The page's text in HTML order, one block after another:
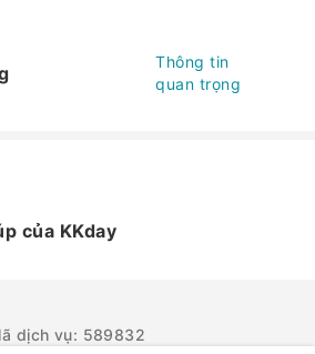
Thông tin
quan trọng
của KKday
dịch vụ: 589832